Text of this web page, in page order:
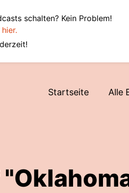
schalten? Kein Problem!
Startseite Alle